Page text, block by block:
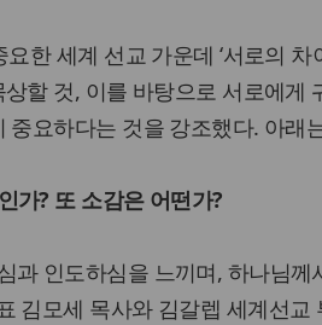
한 세계 선교 가운데 ‘서로의 차
할 것, 이를 바탕으로 서로에게
중요하다는 것을 강조했다. 아래
가? 또 소감은 어떤가?
과 인도하심을 느끼며, 하나님께
김모세 목사와 김갈렙 세계선교